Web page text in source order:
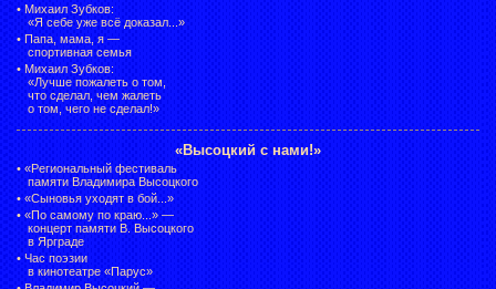
• Михаил Зубков:
«Я себе уже всё доказал...»
• Папа, мама, я —
спортивная семья
• Михаил Зубков:
«Лучше пожалеть о том,
что сделал, чем жалеть
о том, чего не сделал!»
«Высоцкий с нами!»
• «Региональный фестиваль
памяти Владимира Высоцкого
• «Сыновья уходят в бой...»
• «По самому по краю...» —
концерт памяти В. Высоцкого
в Ярграде
• Час поэзии
в кинотеатре «Парус»